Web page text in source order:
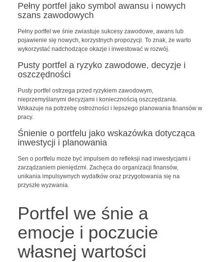
Pełny portfel jako symbol awansu i nowych
szans zawodowych
Pełny portfel we śnie zwiastuje sukcesy zawodowe, awans lub
pojawienie się nowych, korzystnych propozycji. To znak, że warto
wykorzystać nadchodzące okazje i inwestować w rozwój.
Pusty portfel a ryzyko zawodowe, decyzje i
oszczędności
Pusty portfel ostrzega przed ryzykiem zawodowym,
nieprzemyślanymi decyzjami i koniecznością oszczędzania.
Wskazuje na potrzebę ostrożności i lepszego planowania finansów w
pracy.
Śnienie o portfelu jako wskazówka dotycząca
inwestycji i planowania
Sen o portfelu może być impulsem do refleksji nad inwestycjami i
zarządzaniem pieniędzmi. Zachęca do organizacji finansów,
unikania impulsywnych wydatków oraz przygotowania się na
przyszłe wyzwania.
Portfel we śnie a
emocje i poczucie
własnej wartości